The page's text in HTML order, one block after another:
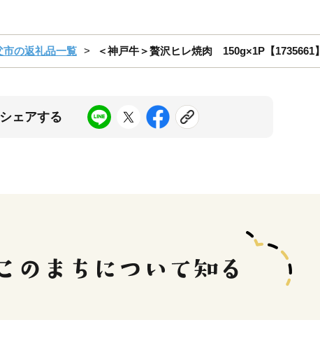
市の返礼品一覧 ＜神戸牛＞贅沢ヒレ焼肉 150g×1P【1735661】
ェアする